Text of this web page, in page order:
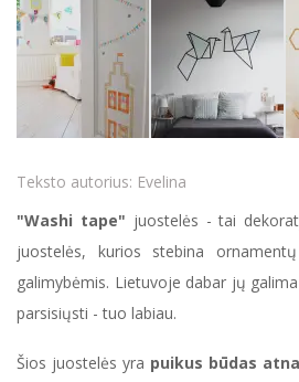
Teksto autorius: Evelina
"Washi tape" juostelės - tai
juostelės, kurios stebina
galimybėmis. Lietuvoje dabar jų
parsisiųsti - tuo labiau.
Šios juostelės yra puikus būdas